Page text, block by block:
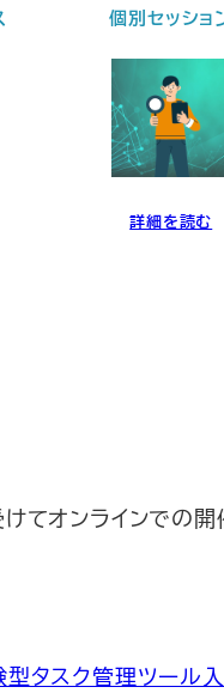
個別セッショ
詳細を読む
てオンラインでの
型タスク管理ツール